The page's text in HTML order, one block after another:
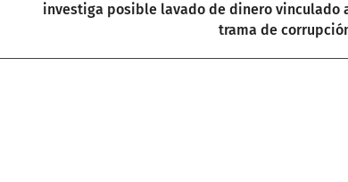
investiga posible lavado de dinero vinculado
trama de